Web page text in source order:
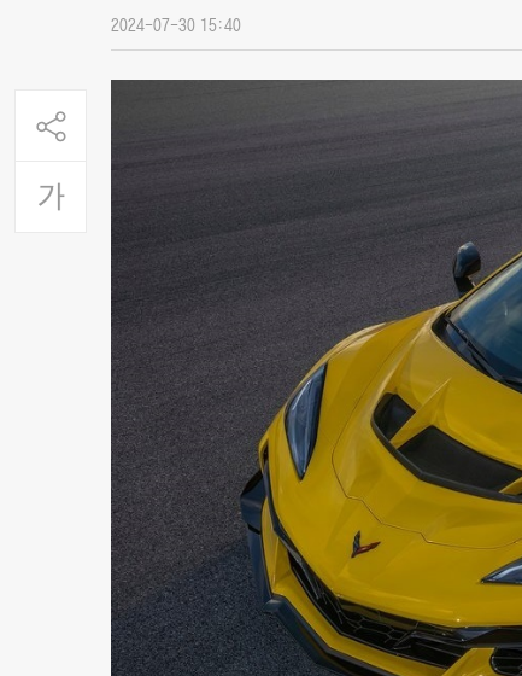
2024-07-30 15:40